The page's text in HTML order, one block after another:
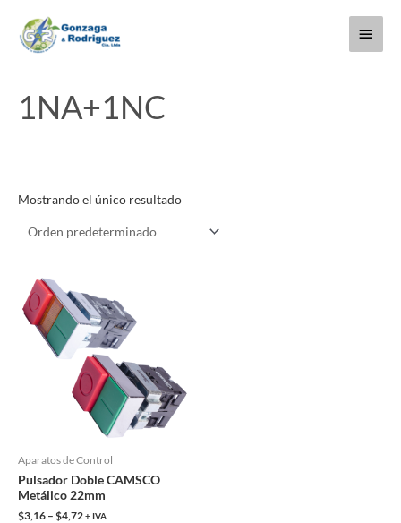
contenido
Menú
1NA+1NC
Mostrando el único resultado
Aparatos de Control
Pulsador Doble CAMSCO
Metálico 22mm
$3,16 – $4,72+ IVA
variantes.
Las
opciones
elegir